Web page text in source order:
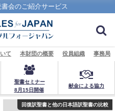
会のご紹介サービス
て 本財団の概要 役員組織 事務局
聖書セミナー
8月15日開催
献金による協力
回復訳聖書と他の日本語訳聖書の比較